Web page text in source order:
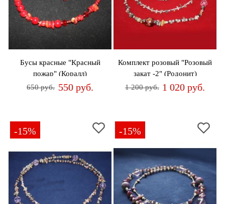
Бусы красные "Красный
пожар" (Коралл)
650 руб. 550 руб.
Комплект розовый "Розовый
закат -2" (Родонит)
1 200 руб. 1 020 руб.
-15% -15%